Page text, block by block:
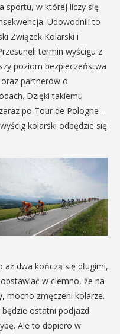
sportu, w której liczy się
Udowodnili to
Związek Kolarski i
termin wyścigu z
poziom bezpieczeństwa
partnerów o
Dzięki takiemu
po Tour de Pologne –
kolarski odbędzie się
dwa kończą się długimi,
w ciemno, że na
mocno zmęczeni kolarze.
ostatni podjazd
Ale to dopiero w